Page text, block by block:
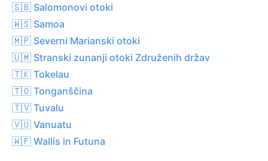
🇸🇧 Salomonovi otoki
🇼🇸 Samoa
🇲🇵 Severni Marianski otoki
🇺🇲 Stranski zunanji otoki Združenih držav
🇹🇰 Tokelau
🇹🇴 Tonganščina
🇹🇻 Tuvalu
🇻🇺 Vanuatu
🇼🇫 Wallis in Futuna